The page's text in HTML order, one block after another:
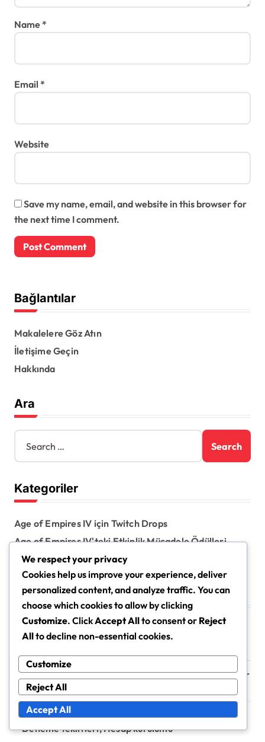
Name*
Email *
Website
Save my name, email, and website in this browser for
the next time I comment.
Bağlantılar
Makalelere Göz Atın
İletişime Geçin
Hakkında
Ara
S
a
c
h
o
r
Kategoriler
Age of Empires IV için Twitch Drops
Age of Empires IV'teki Etkinlik Mücadele Ödülleri
Xbox ve Microsoft Store Kodu İade İşlemi
Son Gönderiler
Xbox Oyun Kodu İade: Dijital hak yönetimi, Yeniden
Etkinlik Mücadelesi Ödül İade: Talep süreci, Envanter
yönetimi, Destek kaynakları
Xbox Game Pass Kodu İade: Abonelik avantajları,
Deneme teklifleri, Hesap kurulumu
We respect your privacy
Cookies help us improve your experience, deliver
personalized content, and analyze traffic. You can
choose which cookies to allow by clicking
Customize. ClickAccept Allto consent or Reject
Allto decline non-essential cookies.
Customize
Reject All
Accept All